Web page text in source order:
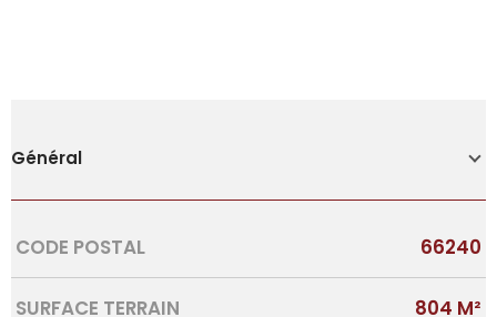
Général
Caractérisque
CODE POSTAL 66240
SURFACE TERRAIN 804 M²